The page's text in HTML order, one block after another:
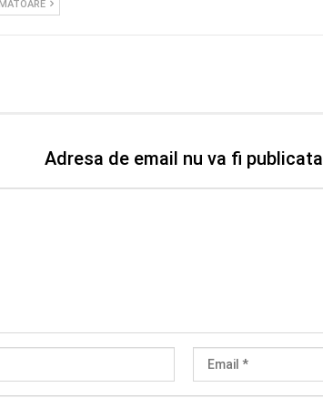
Adresa de email nu va fi publicata